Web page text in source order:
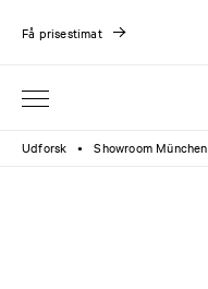
Få prisestimat
Udforsk ● Showroom München